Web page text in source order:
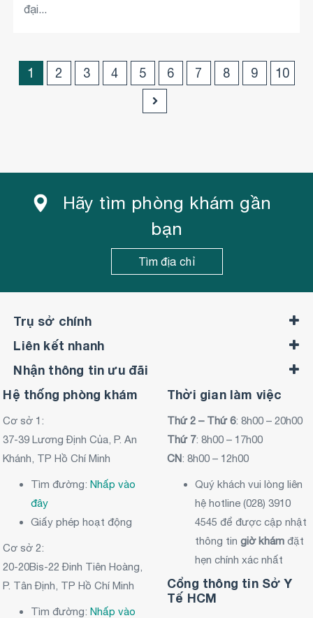
đại...
1 2 3 4 5 6 7 8 9 10
Hãy tìm phòng khám gần
bạn
Tìm địa chỉ
Trụ sở chính
Liên kết nhanh
Nhận thông tin ưu đãi
Hệ thống phòng khám
Cơ sở 1:
37-39 Lương Định Của, P. An
Khánh, TP Hồ Chí Minh
Tìm đường:Nhấp vào
đây
Giấy phép hoạt động
Cơ sở 2:
20-20Bis-22 Đinh Tiên Hoàng,
P. Tân Định, TP Hồ Chí Minh
Tìm đường:Nhấp vào
Thời gian làm việc
Thứ 2 – Thứ 6: 8h00 – 20h00
Thứ 7: 8h00 – 17h00
CN: 8h00 – 12h00
Quý khách vui lòng liên
hệ hotline (028) 3910
4545 để được cập nhật
thông tin giờ khám đặt
hẹn chính xác nhất
Cổng thông tin Sở Y
Tế HCM